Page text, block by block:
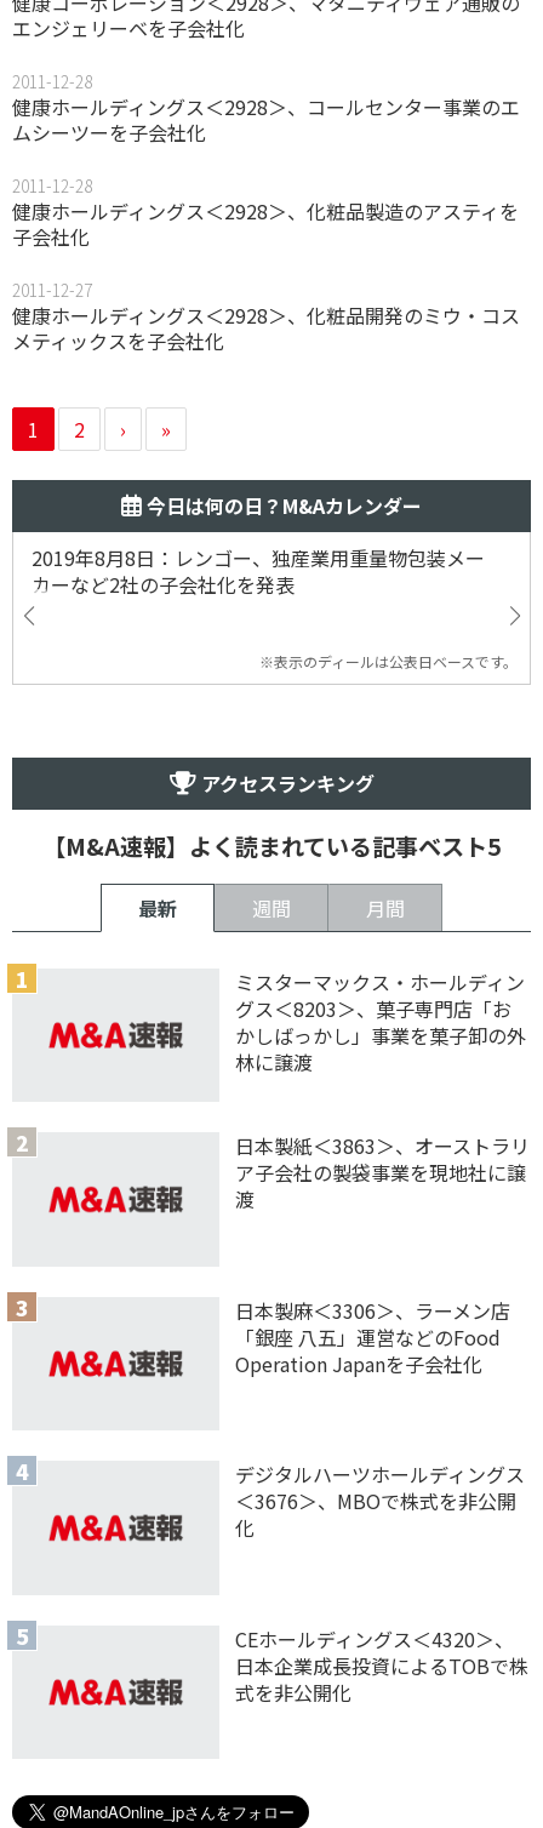
エンジェリーベを子会社化
2011-12-28
健康ホールディングス＜2928＞、コールセンター事業のエ
ムシーツーを子会社化
2011-12-28
健康ホールディングス＜2928＞、化粧品製造のアスティを
子会社化
2011-12-27
健康ホールディングス＜2928＞、化粧品開発のミウ・コス
メティックスを子会社化
1 2 › »
今日は何の日？M&Aカレンダー
2019年8月8日：レンゴー、独産業用重量物包装メー
カーなど2社の子会社化を発表
※表示のディールは公表日ベースです。
アクセスランキング
【M&A速報】よく読まれている記事ベスト5
最新 週間 月間
ミスターマックス・ホールディン
グス＜8203＞、菓子専門店「お
かしばっかし」事業を菓子卸の外
林に譲渡
日本製紙＜3863＞、オーストラリ
ア子会社の製袋事業を現地社に譲
渡
日本製麻＜3306＞、ラーメン店
「銀座 八五」運営などのFood
Operation Japanを子会社化
デジタルハーツホールディングス
＜3676＞、MBOで株式を非公開
化
CEホールディングス＜4320＞、
日本企業成長投資によるTOBで株
式を非公開化